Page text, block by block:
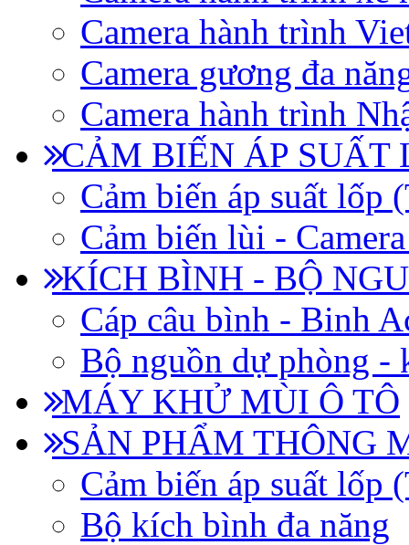
Camera hành trình
Camera gương đa
Camera hành trình
CẢM BIẾN ÁP SUẤT
Cảm biến áp suất lốp
Cảm biến lùi -
KÍCH BÌNH - BỘ
Cáp câu bình - Binh
Bộ nguồn dự phòng -
MÁY KHỬ MÙI Ô TÔ
SẢN PHẨM THÔNG
Cảm biến áp suất lốp
Bộ kích bình đa năng